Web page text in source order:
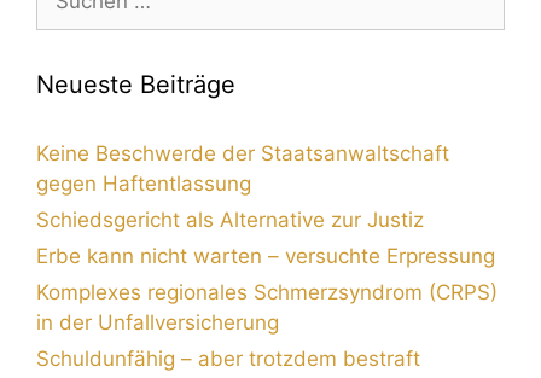
Neueste Beiträge
Keine Beschwerde der Staatsanwaltschaft
gegen Haftentlassung
Schiedsgericht als Alternative zur Justiz
Erbe kann nicht warten – versuchte Erpressung
Komplexes regionales Schmerzsyndrom (CRPS)
in der Unfallversicherung
Schuldunfähig – aber trotzdem bestraft